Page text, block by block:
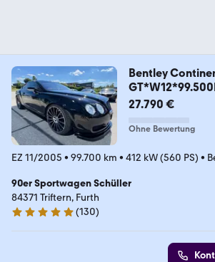
Bentley
INNEN*
27.790 €
Ohne Bewertung
EZ 11/2005 • 99.700 km • 412 kW (560 PS) •
90er Sportwagen Schüller
84371 Triftern, Furth
5 Sterne
(130)